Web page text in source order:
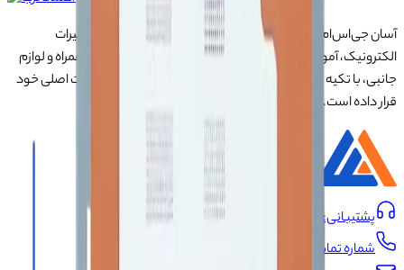
آسان جی‌اس‌ام با نزدیک به ۲۰ سال تجربه در تأمین تجهیزات تعمیرات
الکترونیک، آموزش تخصصی موبایل و ارائه خدمات تعمیر تلفن همراه و لوازم
جانبی، با تکیه بر تیمی حرفه‌ای، رضایت و اعتماد مشتریان را اولویت اصلی خود
قرار داده است.
پشتیبانی:
شماره تماس: